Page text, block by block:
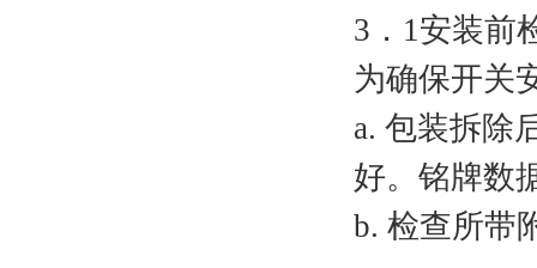
3．1安装前
为确保开关
a. 包装拆除
好。铭牌数
b. 检查所带